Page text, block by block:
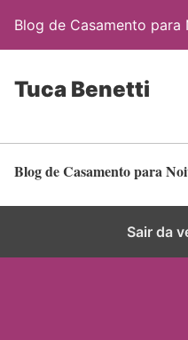
Blog de Casamento para
Tuca Benetti
Blog de Casamento para
Sair da